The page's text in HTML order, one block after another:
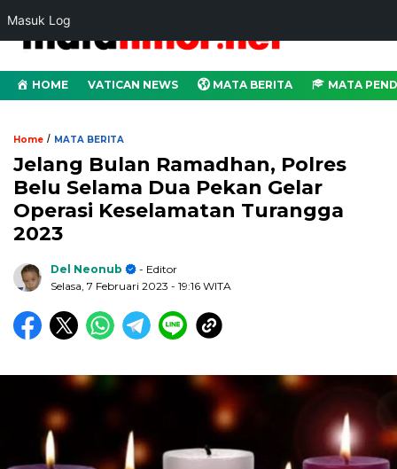
Masuk Log
HOME VATICAN NEWS MATA BERITA MATA
Home / MATA BERITA
Jelang Bulan Ramadhan, Polres
Belu Selama Dua Pekan Gelar
Operasi Keselamatan Turangga
2023
Del Neonub
- Editor
Selasa, 7 Februari 2023 - 19:16 WITA